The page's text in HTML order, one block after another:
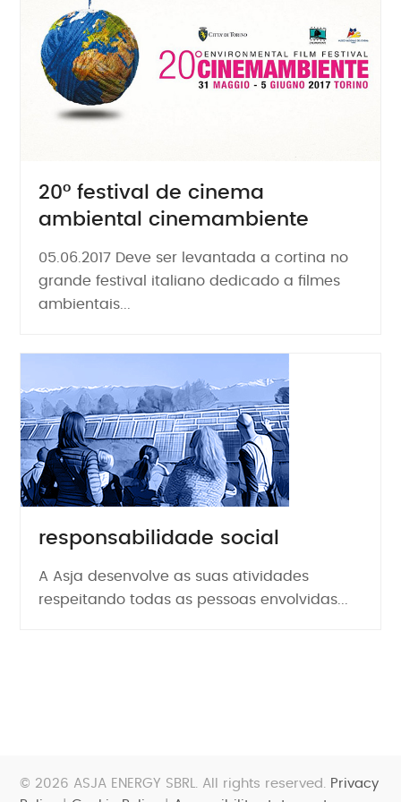
20° festival de cinema
ambiental cinemambiente
05.06.2017 Deve ser levantada a cortina no
grande festival italiano dedicado a filmes
ambientais...
responsabilidade social
A Asja desenvolve as suas atividades
respeitando todas as pessoas envolvidas...
© 2026 ASJA ENERGY SBRL. All rights reserved.
Privacy